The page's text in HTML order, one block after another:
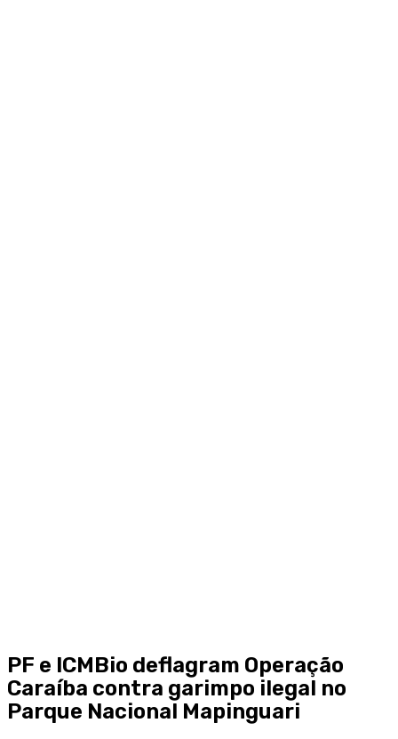
PF e ICMBio deflagram Operação
Caraíba contra garimpo ilegal no
Parque Nacional Mapinguari